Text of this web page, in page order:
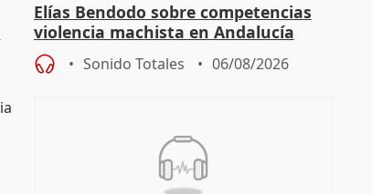
Elías Bendodo sobre competencias
violencia machista en Andalucía
Sonido Totales 06/08/2026